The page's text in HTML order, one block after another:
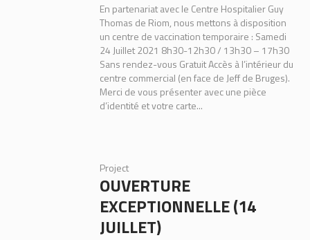
En partenariat avec le Centre Hospitalier Guy
Thomas de Riom, nous mettons à disposition
un centre de vaccination temporaire : Samedi
24 Juillet 2021 8h30-12h30 / 13h30 – 17h30
Sans rendez-vous Gratuit Accès à l’intérieur du
centre commercial (en face de Jeff de Bruges).
Merci de vous présenter avec une pièce
d’identité et votre carte...
Project
OUVERTURE
EXCEPTIONNELLE (14
JUILLET)